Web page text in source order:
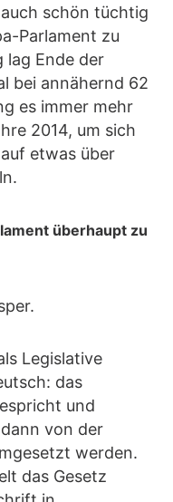
schön tüchtig
Parlament zu
lag Ende der
bei annähernd 62
es immer mehr
2014, um sich
etwas über
überhaupt zu
Legislative
das
und
von der
werden.
das Gesetz